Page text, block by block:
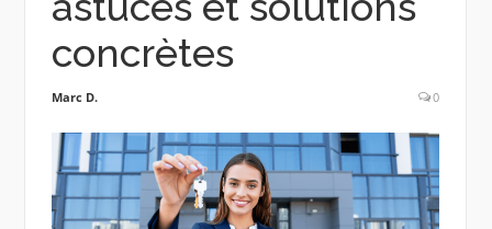
concrètes
Marc D. 0